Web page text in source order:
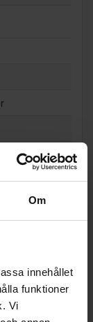
Om
innehållet
funktioner
Vi